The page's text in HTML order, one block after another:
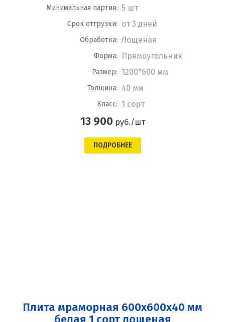
Минимальная партия: 5 шт
Срок отгрузки: от 3 дней
Обработка: Лощеная
Форма: Прямоугольник
Размер: 1200*600 мм
Толщина: 40 мм
Класс: 1 сорт
13 900 руб./шт
ПОДРОБНЕЕ
Плита мраморная 600x600x40 мм
белая 1 сорт лощеная